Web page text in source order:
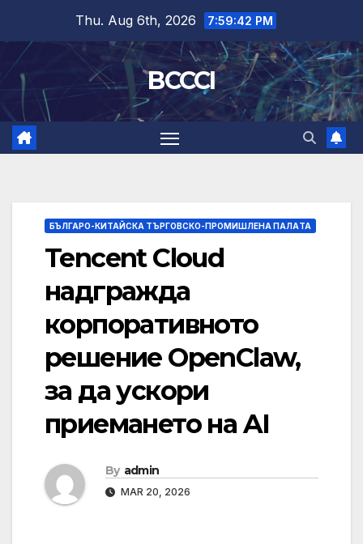
content
Thu. Aug 6th, 2026 7:59:43 PM
BCCCI
БЪЛГАРО-КИТАЙСКА ТЪРГОВСКО-ПРОМИШЛЕНА ПАЛAТА
Tencent Cloud
надгражда
корпоративното
решение OpenClaw,
за да ускори
приемането на AI
By admin
MAR 20, 2026